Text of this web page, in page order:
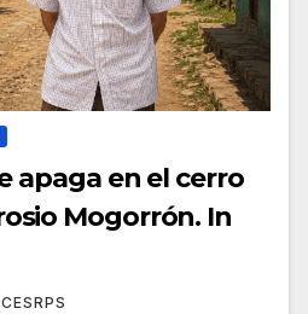
apaga en el cerro
Mogorrón. In
CESRPS